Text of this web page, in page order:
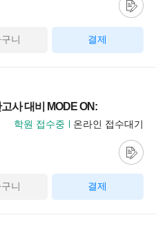
니 결제
사 대비 MODE ON:
학원 접수중 온라인 접수대기
니 결제